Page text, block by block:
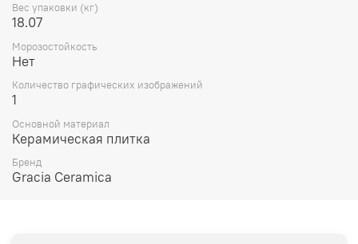
Вес упаковки (кг)
18.07
Морозостойкость
Нет
Количество графических изображений
1
Основной материал
Керамическая плитка
Бренд
Gracia Ceramica